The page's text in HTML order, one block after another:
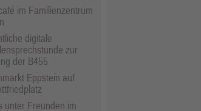
im Familienzentrum
digitale
zur
der B455
Eppstein auf
unter Freunden im